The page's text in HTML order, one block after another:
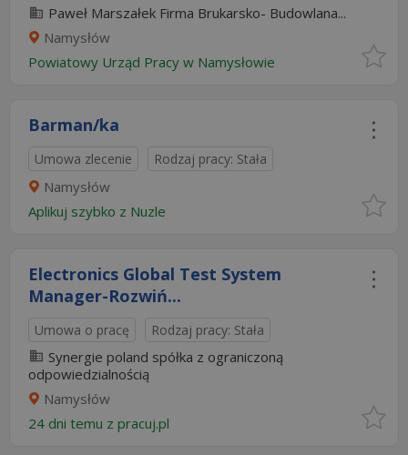
Paweł Marszałek Firma Brukarsko- Budowlana...
Namysłów
Powiatowy Urząd Pracy w Namysłowie
Barman/ka
Umowa zlecenie Rodzaj pracy: Stała
Namysłów
Aplikuj szybko z Nuzle
Electronics Global Test System
Manager-Rozwiń...
Umowa o pracę Rodzaj pracy: Stała
Synergie poland spółka z ograniczoną
odpowiedzialnością
Namysłów
24 dni temu z pracuj.pl